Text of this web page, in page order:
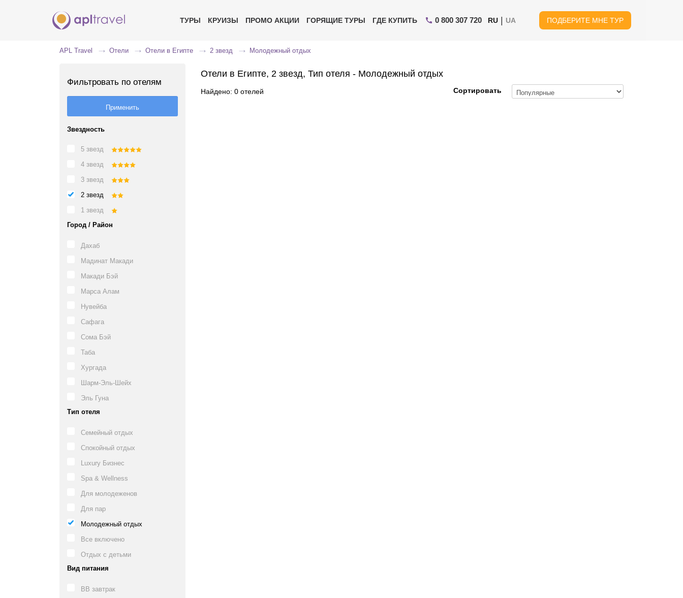
ТУРЫ КРУИЗЫ ПРОМО АКЦИИ ГОРЯЩИЕ ТУРЫ ГДЕ КУПИТЬ 0 800 307 720 RU | UA ПОДБЕРИТЕ МНЕ ТУР
APL Travel Отели Отели в Египте 2 звезд Молодежный отдых
Фильтровать по отелям
Звездность
5 звезд
4 звезд
3 звезд
2 звезд
1 звезд
Город / Район
Дахаб
Мадинат Макади
Макади Бэй
Марса Алам
Нувейба
Сафага
Сома Бэй
Таба
Хургада
Шарм-Эль-Шейх
Эль Гуна
Тип отеля
Семейный отдых
Спокойный отдых
Luxury Бизнес
Spa & Wellness
Для молодеженов
Для пар
Молодежный отдых
Все включено
Отдых с детьми
Вид питания
BB завтрак
Отели в Египте, 2 звезд, Тип отеля - Молодежный отдых
Найдено: 0 отелей Сортировать